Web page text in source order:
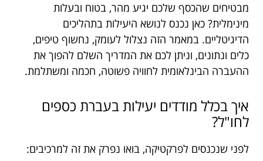
מבטיחים שהכסף שלכם יגיע מהר, בטוח ובעלות
מינימלית? כאן נכנס לנושא היעילות בתהליכים
הדיגיטליים. במאמר הזה נצלול לעומק, נחשוף טיפים,
כלים ונתונים, וניתן לכם את המדריך השלם להפוך את
ההעברה הבינלאומית לחוויה פשוטה, חכמה ומשתלמת.
איך בכלל מודדים יעילות בעברת כספים
לחו"ל?
לפני שנכנסים לפרקטיקה, בואו נפרק את זה למרכיבים: